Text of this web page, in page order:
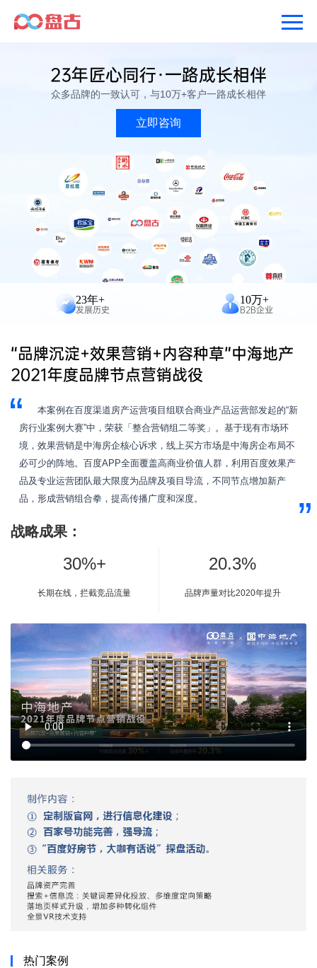
23年匠心同行·一路成长相伴
众多品牌的一致认可，与10万+客户一路成长相伴
立即咨询
23年+
发展历史
10万+
B2B企业
“品牌沉淀+效果营销+内容种草”中海地产
2021年度品牌节点营销战役
本案例在百度渠道房产运营项目组联合商业产品运营部发起的“新
房行业案例大赛”中，荣获「整合营销组二等奖」。基于现有市场环
境，效果营销是中海房企核心诉求，线上买方市场是中海房企布局不
必可少的阵地。百度APP全面覆盖高商业价值人群，利用百度效果产
品及专业运营团队最大限度为品牌及项目导流，不同节点增加新产
品，形成营销组合拳，提高传播广度和深度。
战略成果：
30%+
长期在线，拦截竞品流量
20.3%
品牌声量对比2020年提升
热门案例